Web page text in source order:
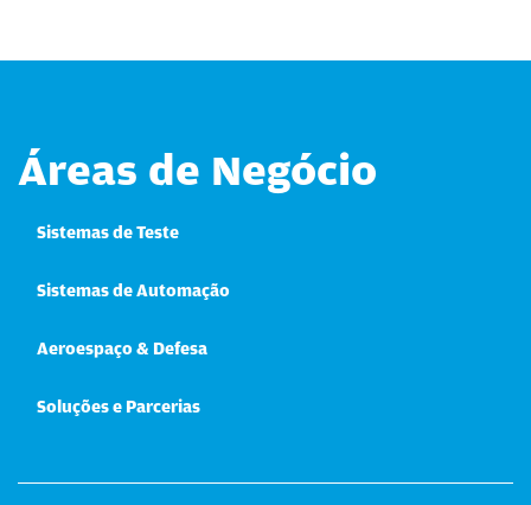
Áreas de Negócio
Sistemas de Teste
Sistemas de Automação
Aeroespaço & Defesa
Soluções e Parcerias